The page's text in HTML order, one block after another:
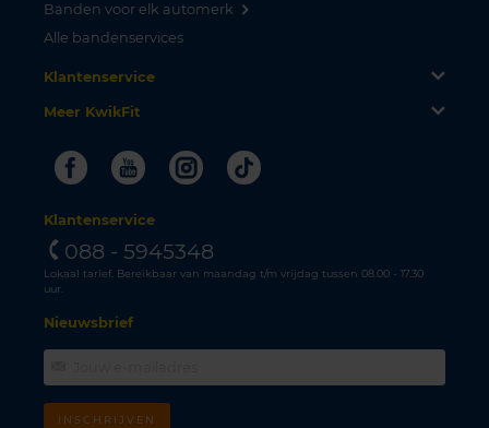
Banden voor elk automerk
Alle bandenservices
Klantenservice
Meer KwikFit
FacebookYoutubeInstagram
Tiktok
Klantenservice
088 - 5945348
Lokaal tarief. Bereikbaar van maandag t/m vrijdag tussen 08.00 - 17.30
uur.
Nieuwsbrief
INSCHRIJVEN